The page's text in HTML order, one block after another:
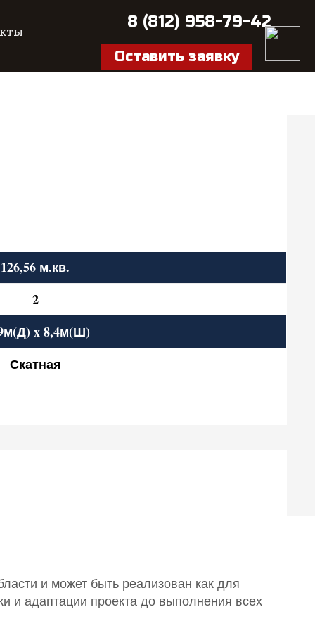
8 (812) 958-79-42
Оставить заявку
126,56 м.кв.
2
x 8,4м(Ш)
Скатная
и может быть реализован как для
и адаптации проекта до выполнения всех